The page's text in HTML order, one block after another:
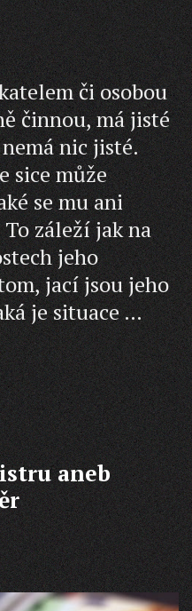
či osobou
činnou, má jisté
nic jisté.
sice může
se mu ani
záleží jak na
jeho
jací jsou jeho
je situace …
aneb